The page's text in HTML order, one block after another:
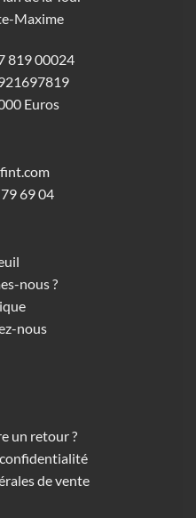
Maxime
819 00024
Euros
69 04
nous ?
nous
un retour ?
de vente